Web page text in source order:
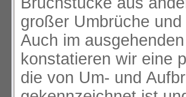
großer Umbrüche
Auch im
konstatieren wir eine
die von Um- und